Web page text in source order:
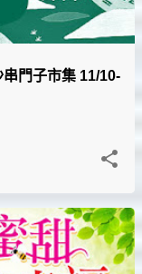
門子市集 11/10-